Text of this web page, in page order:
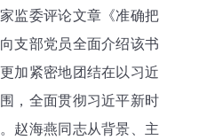
监委评论文章《准确把
支部党员全面介绍该书
加紧密地团结在以习近
，全面贯彻习近平新时
赵海燕同志从背景、主